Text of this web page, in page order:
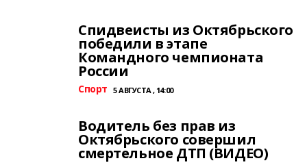
Спидвеисты из Октябрьского
победили в этапе
Командного чемпионата
России
Спорт 5 АВГУСТА , 14:00
Водитель без прав из
Октябрьского совершил
смертельное ДТП (ВИДЕО)